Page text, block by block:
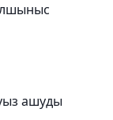
ашуды